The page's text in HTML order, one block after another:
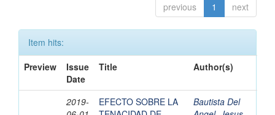
previous 1 next
Item hits:
Preview
Issue
Date
Title Author(s)
2019-
EFECTO SOBRE LA
Bautista Del